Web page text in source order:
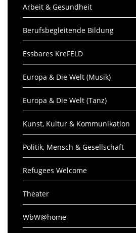
Arbeit & Gesundheit
Berufsbegleitende Bildung
Essbares KreFELD
Europa & Die Welt (Musik)
Europa & Die Welt (Tanz)
Kunst, Kultur & Kommunikation
Politik, Mensch & Gesellschaft
Refugees Welcome
Theater
WbW@home